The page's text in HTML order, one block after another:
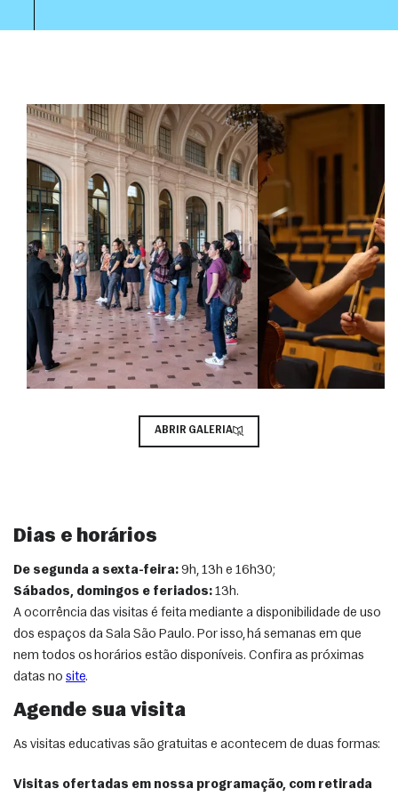
ABRIR GALERIA
Dias e horários
De segunda a sexta-feira: 9h, 13h e 16h30;
Sábados, domingos e feriados: 13h.
A ocorrência das visitas é feita mediante a disponibilidade de uso
dos espaços da Sala São Paulo. Por isso, há semanas em que
nem todos os horários estão disponíveis. Confira as próximas
datas no site.
Agende sua visita
As visitas educativas são gratuitas e acontecem de duas formas:
Visitas ofertadas em nossa programação, com retirada